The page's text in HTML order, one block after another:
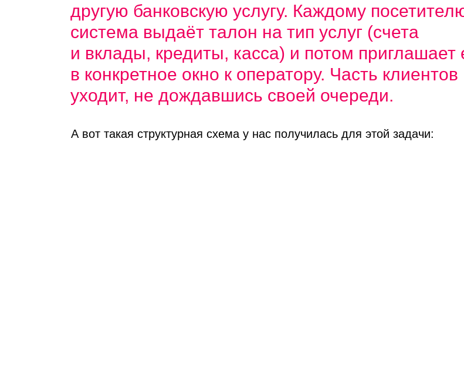
другую банковскую услугу. Каждому
система выдаёт талон на тип услуг (счета
и вклады, кредиты, касса) и потом приглашает
в конкретное окно к оператору. Часть клиентов
уходит, не дождавшись своей очереди.
А вот такая структурная схема у нас получилась для этой задачи: